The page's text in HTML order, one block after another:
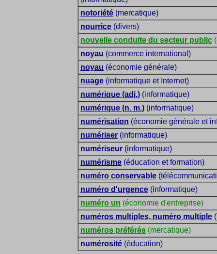
notoriété (mercatique)
nourrice (divers)
nouvelle conduite du secteur public
noyau (commerce international)
noyau (économie générale)
nuage (informatique et Internet)
numérique (adj.) (informatique)
numérique (n. m.) (informatique)
numérisation (économie générale et
numériser (informatique)
numériseur (informatique)
numérisme (éducation et formation)
numéro conservable
numéro d'urgence (informatique)
numéro un (économie d'entreprise)
numéros multiples, numéro multiple
numéros préférés (mercatique)
numérosité (éducation)